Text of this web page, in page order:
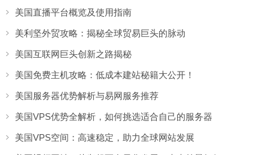
美国直播平台概览及使用指南
美利坚外贸攻略：揭秘全球贸易巨头的脉动
美国互联网巨头创新之路揭秘
美国免费主机攻略：低成本建站秘籍大公开！
美国服务器优势解析与易网服务推荐
美国VPS优势全解析，如何挑选适合自己的服务器
美国VPS空间：高速稳定，助力全球网站发展